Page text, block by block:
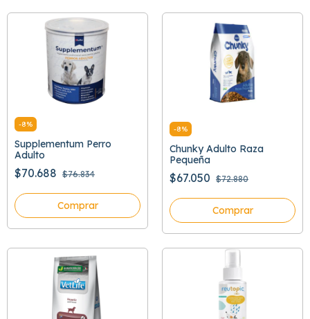
-8%
Supplementum Perro
Adulto
$70.688 $76.834
Comprar
-8%
Chunky Adulto Raza
Pequeña
$67.050 $72.880
Comprar